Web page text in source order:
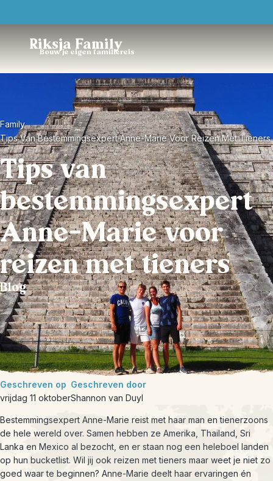
Riksja Family
Bouw je eigen familiereis
Family
Tips Van Bestemmingsexpert Anne-Marie Voor Reizen Met Tieners
Tips van
bestemmingsexpert
Anne-Marie voor
reizen met tieners
Blog
Geschreven op
vrijdag 11 oktober
Geschreven door
Shannon van Duyl
Bestemmingsexpert Anne-Marie reist met haar man en tienerzoons
de hele wereld over. Samen hebben ze Amerika, Thailand, Sri
Lanka en Mexico al bezocht, en er staan nog een heleboel landen
op hun bucketlist. Wil jij ook reizen met tieners maar weet je niet zo
goed waar te beginnen? Anne-Marie deelt haar ervaringen én